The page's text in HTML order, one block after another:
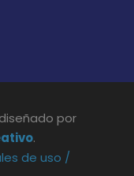
por
.
de uso /